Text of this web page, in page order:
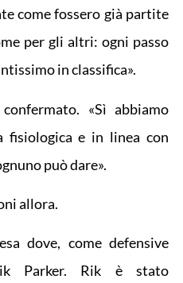
come fossero già partite
per gli altri: ogni passo
in classifica».
«Sì abbiamo
fisiologica e in linea con
può dare».
allora.
dove, come defensive
Parker. Rik è stato